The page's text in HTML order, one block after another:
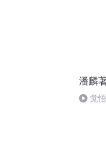
潘麟
觉